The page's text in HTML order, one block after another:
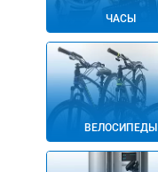
ЧАСЫ
ВЕЛОСИПЕДЫ